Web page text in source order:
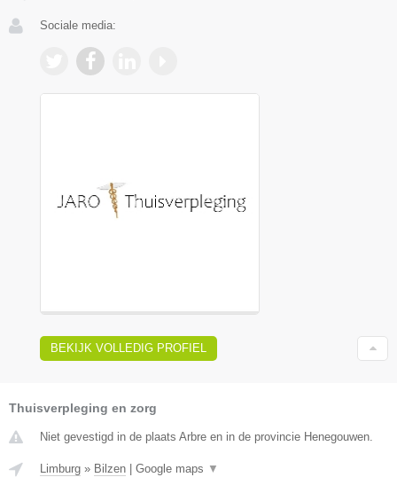
Sociale media:
BEKIJK VOLLEDIG PROFIEL
Thuisverpleging en zorg
Niet gevestigd in de plaats Arbre en in de provincie Henegouwen.
Limburg » Bilzen Google maps ▼